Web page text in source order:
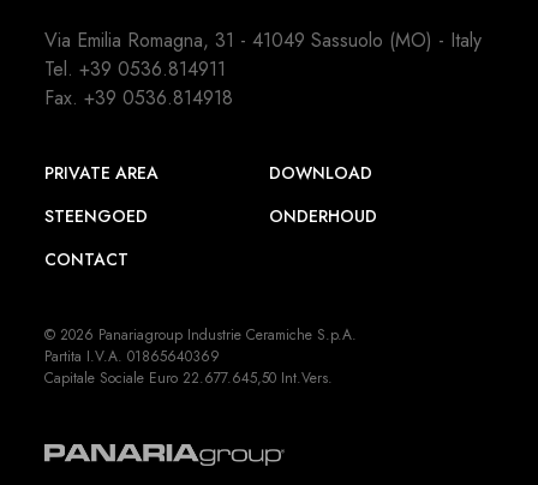
Via Emilia Romagna, 31 - 41049 Sassuolo (MO) - Italy
Tel.+39 0536.814911
Fax. +39 0536.814918
PRIVATE AREA
DOWNLOAD
STEENGOED
ONDERHOUD
CONTACT
© 2026 Panariagroup Industrie Ceramiche S.p.A.
Partita I.V.A. 01865640369
Capitale Sociale Euro 22.677.645,50 Int.Vers.